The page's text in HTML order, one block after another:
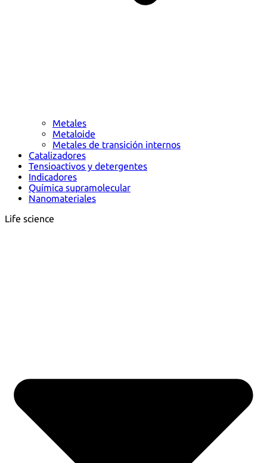
Metales
Metaloide
Metales de transición internos
Catalizadores
Tensioactivos y detergentes
Indicadores
Química supramolecular
Nanomateriales
Life science